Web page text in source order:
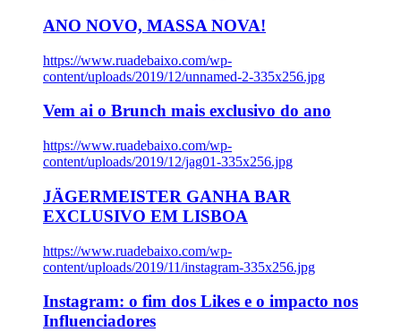
ANO NOVO, MASSA NOVA!
https://www.ruadebaixo.com/wp-
content/uploads/2019/12/unnamed-2-335x256.jpg
Vem ai o Brunch mais exclusivo do ano
https://www.ruadebaixo.com/wp-
content/uploads/2019/12/jag01-335x256.jpg
JÄGERMEISTER GANHA BAR
EXCLUSIVO EM LISBOA
https://www.ruadebaixo.com/wp-
content/uploads/2019/11/instagram-335x256.jpg
Instagram: o fim dos Likes e o impacto nos
Influenciadores